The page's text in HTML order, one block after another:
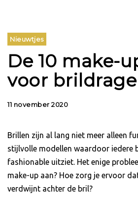
Nieuwtjes
De 10 make-
voor
11 november 2020
Brillen zijn al lang niet meer alleen
stijlvolle modellen waardoor iedere
fashionable uitziet. Het enige
make-up aan? Hoe zorg je ervoor
verdwijnt achter de bril?